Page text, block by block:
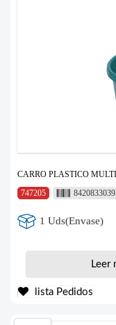
CARRO PLASTICO
747205
1 Uds(Envase)
Leer
lista Pedidos